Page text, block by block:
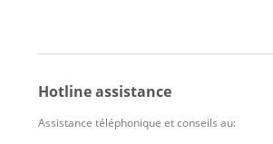
Hotline assistance
Assistance téléphonique et conseils au: